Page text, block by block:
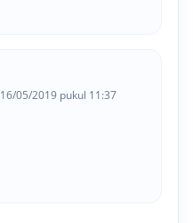
16/05/2019 pukul 11:37